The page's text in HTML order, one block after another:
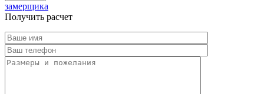
замерщика
Получить расчет